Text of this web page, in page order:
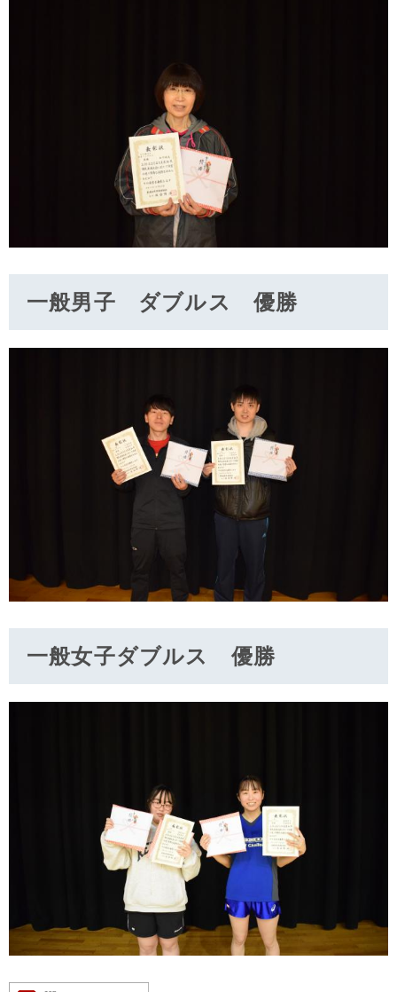
一般男子 ダブルス 優勝
一般女子ダブルス 優勝